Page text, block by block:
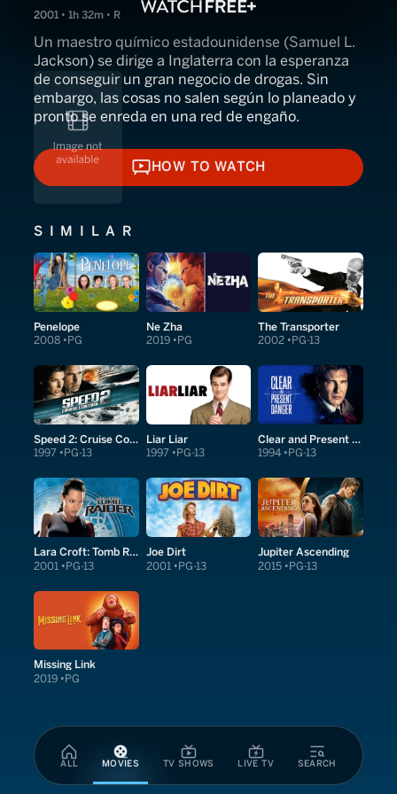
ALL MOVIES TV SHOWS LIVE TV SEARCH
2001 • 1h 32m • R
Un maestro químico estadounidense (Samuel L.
Jackson) se dirige a Inglaterra con la esperanza
de conseguir un gran negocio de drogas. Sin
embargo, las cosas no salen según lo planeado y
pronto se enreda en una red de engaño.
HOW TO WATCH
HOW TO WATCH
SIMILAR
Penelope
2008 PG
Ne Zha
2019 PG
The Transporter
2002 PG-13
Speed 2: Cruise Control
1997 PG-13
Liar Liar
1997 PG-13
Clear and Present Danger
1994 PG-13
Lara Croft: Tomb Raider
2001 PG-13
Joe Dirt
2001 PG-13
Jupiter Ascending
2015 PG-13
Missing Link
2019 PG